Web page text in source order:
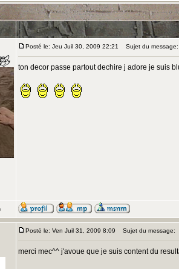
Posté le: Jeu Juil 30, 2009 22:21 Sujet du message:
ton decor passe partout dechire j adore je suis
Posté le: Ven Juil 31, 2009 8:09 Sujet du message:
merci mec^^ j'avoue que je suis content du